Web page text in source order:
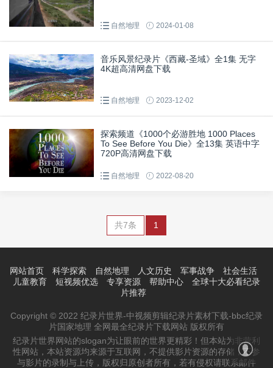
自然地理 2024-01-08
音乐风景纪录片《西藏-圣域》全1集 无字
4K超高清网盘下载
自然地理 2023-12-02
探索频道《1000个必游胜地 1000 Places
To See Before You Die》全13集 英语中字
720P高清网盘下载
自然地理 2022-08-20
共7条 1
网站首页 科学探索 自然地理 人文历史 军事战争
社会生活
儿童教育
短视频优选 专享资源 帮助中心
全球十大必看纪录
片推荐
Copyright © 2022 纪录片世界-中视频剪辑纪录片素材下载-bbc纪录
片国家地理 全网最全纪录片下载网站 版权所有
纪录片世界网站的slogan为让眼前的世界更精彩！但本站为非营利
性网站，本站资源均来源于互联网，不提供影片资源的存储，不参
与影片的录制与上传，版权归原创者所有，若有侵权请联系邮件